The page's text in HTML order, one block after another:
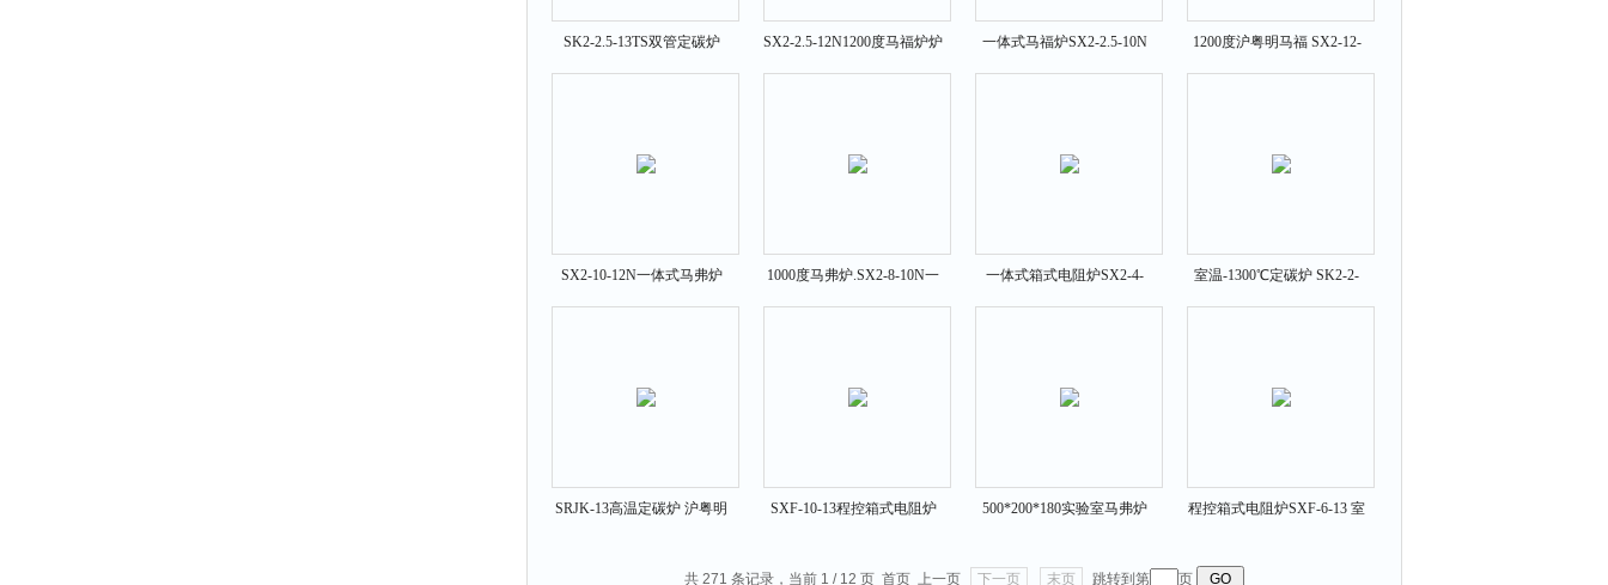
SK2-2.5-13TS双管定碳炉
1300℃电阻炉
SX2-2.5-12N1200度马福炉炉
SX2-2.5-12N沪粤明马弗炉
一体式马福炉SX2-2.5-10N
1000度箱式马弗炉
1200度沪粤明马福 SX2-12-
10N 一体式电阻炉
SX2-10-12N一体式马弗炉
SX2-10-12N1200度 箱式电阻
1000度马弗炉.SX2-8-10N一
体式箱式电阻炉
一体式箱式电阻炉SX2-4-
10N 1000度马弗炉
室温-1300℃定碳炉 SK2-2-
13TS高温定碳炉
SRJK-13高温定碳炉 沪粤明
SXF-10-13程控箱式电阻炉
500*200*180实验室马弗炉
程控箱式电阻炉SXF-6-13 室
共 271 条记录，当前 1 / 12 页 首页 上一页 下一页 末页 跳转到第 页